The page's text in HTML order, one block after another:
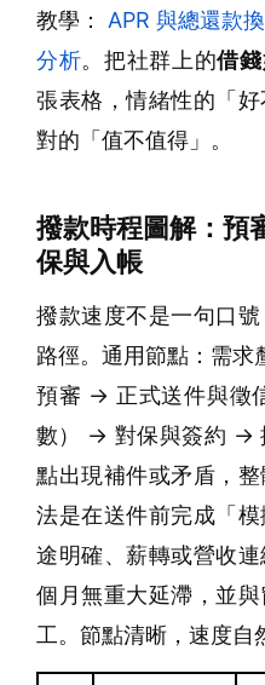
教學：
APR 與總還款
分析。把社群上的借
張表格，情緒性的「
對的「值不值得」。
撥款時程圖解：預
保與入帳
撥款速度不是一句口
路徑。通用節點：需
預審 → 正式送件與徵
數） → 對保與簽約 →
點出現補件或矛盾，
法是在送件前完成「
途明確、薪轉或營收
個月無重大延滯，並
工。節點清晰，速度自